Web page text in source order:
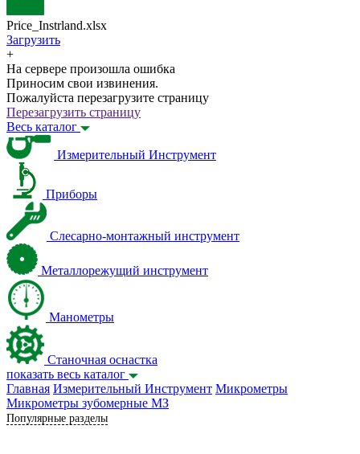
Price_Instrland.xlsx
Загрузить
+
На сервере произошла ошибка
Приносим свои извинения.
Пожалуйста перезагрузите страницу
Перезагрузить страницу
Весь каталог
Измерительный Инструмент
Приборы
Слесарно-монтажный инструмент
Металлорежущий инструмент
Манометры
Станочная оснастка
показать весь каталог
Главная Измерительный Инструмент Микрометры
Микрометры зубомерные МЗ
Популярные разделы